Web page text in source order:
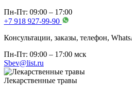
Пн-Пт: 09:00 – 17:00
+7 918 927-99-90
Консультации, заказы, телефон,
Пн-Пт: 09:00 – 17:00 мск
Sbev@list.ru
Лекарственные травы